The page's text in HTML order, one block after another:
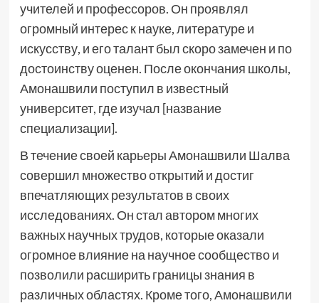
учителей и профессоров. Он проявлял
огромный интерес к науке, литературе и
искусству, и его талант был скоро замечен и по
достоинству оценен. После окончания школы,
Амонашвили поступил в известный
университет, где изучал [название
специализации].
В течение своей карьеры Амонашвили Шалва
совершил множество открытий и достиг
впечатляющих результатов в своих
исследованиях. Он стал автором многих
важных научных трудов, которые оказали
огромное влияние на научное сообщество и
позволили расширить границы знания в
различных областях. Кроме того, Амонашвили